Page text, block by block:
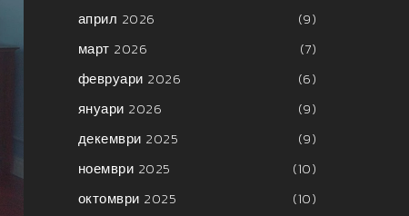
април 2026
(9)
март 2026
(7)
февруари 2026
(6)
януари 2026
(9)
декември 2025
(9)
ноември 2025
(10)
октомври 2025
(10)